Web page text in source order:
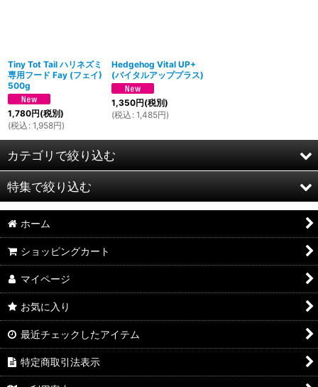
Tiny Tot Tail ハリネズミ
専用フード Fay (フェイ)
500g
1,780円(税別)
(税込 : 1,958円)
Hedgehog Vital UP+
(バイタルアッププラス)
1,350円(税別)
(税込 : 1,485円)
カテゴリで絞り込む
販売生体 (対面販売)
ペットフード各種、おやつシリーズ
飼育用品
ハンドメイド作品
特集で絞り込む
min-mal
ホーム
ショッピングカート
マイページ
お気に入り
最近チェックしたアイテム
特定商取引法表示